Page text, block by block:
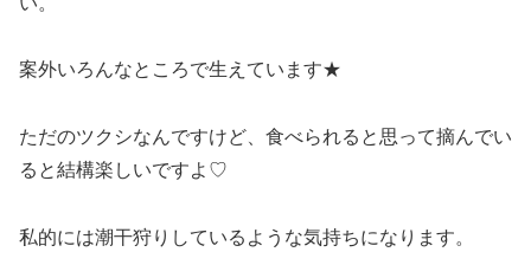
案外いろんなところで生えています★
ただのツクシなんですけど、食べられると思って摘んでい
ると結構楽しいですよ♡
私的には潮干狩りしているような気持ちになります。